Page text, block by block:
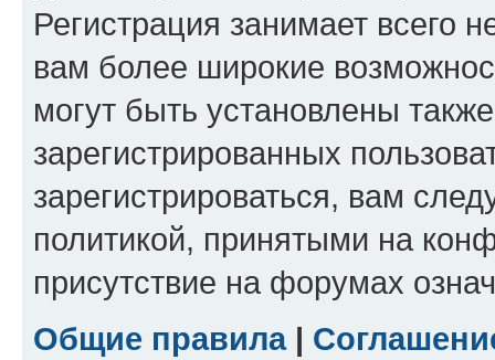
Регистрация занимает всего
вам более широкие
могут быть установлены
зарегистрированных
зарегистрироваться, вам
политикой, принятыми на
присутствие на форумах
Общие правила|